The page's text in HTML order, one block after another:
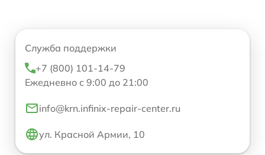
Служба поддержки
+7 (800) 101-14-79
Ежедневно с 9:00 до 21:00
info@krn.infinix-repair-center.ru
ул. Красной Армии, 10